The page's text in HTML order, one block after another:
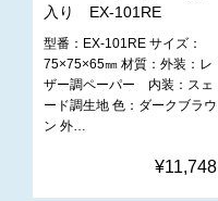
入り EX-101RE
型番：EX-101RE サイズ：
75×75×65㎜ 材質：外装：レ
ザー調ペーパー 内装：スェ
ード調生地 色：ダークブラウ
ン 外…
¥11,748